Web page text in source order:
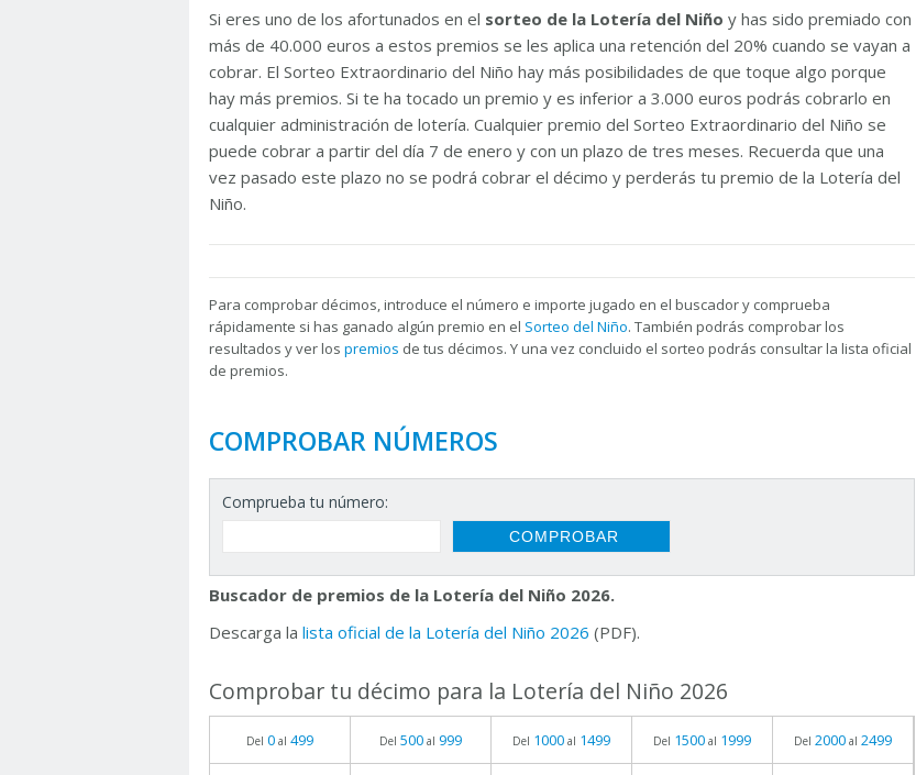
Si eres uno de los afortunados en el sorteo de la Lotería del Niño y has sido premiado con
más de 40.000 euros a estos premios se les aplica una retención del 20% cuando se vayan a
cobrar. El Sorteo Extraordinario del Niño hay más posibilidades de que toque algo porque
hay más premios. Si te ha tocado un premio y es inferior a 3.000 euros podrás cobrarlo en
cualquier administración de lotería. Cualquier premio del Sorteo Extraordinario del Niño se
puede cobrar a partir del día 7 de enero y con un plazo de tres meses. Recuerda que una
vez pasado este plazo no se podrá cobrar el décimo y perderás tu premio de la Lotería del
Niño.
Para comprobar décimos, introduce el número e importe jugado en el buscador y comprueba
rápidamente si has ganado algún premio en el Sorteo del Niño. También podrás comprobar los
resultados y ver los premios de tus décimos. Y una vez concluido el sorteo podrás consultar la lista oficial
de premios.
COMPROBAR NÚMEROS
Comprueba tu número:
Buscador de premios de la Lotería del Niño 2026.
Descarga la lista oficial de la Lotería del Niño 2026 (PDF).
Comprobar tu décimo para la Lotería del Niño 2026
Del 0 al 499 Del 500 al 999 Del 1000 al 1499 Del 1500 al 1999 Del 2000 al 2499